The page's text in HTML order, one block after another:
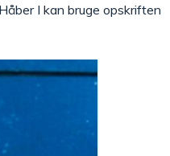
I kan bruge opskriften